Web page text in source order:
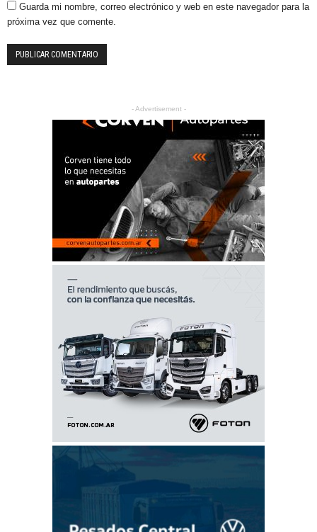
Guarda mi nombre, correo electrónico y web en este navegador para la
próxima vez que comente.
- Advertisement -